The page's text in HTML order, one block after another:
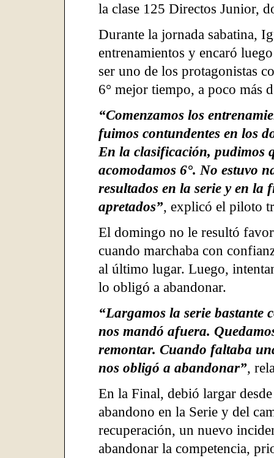
la clase 125 Directos Junior,
Durante la jornada sabatina,
entrenamientos y encaró
ser uno de los protagonistas
6° mejor tiempo, a poco más
“Comenzamos los
fuimos contundentes en los
En la clasificación, pudimos
acomodamos 6°. No estuvo
resultados en la serie y en la
apretados”, explicó el piloto
El domingo no le resultó
cuando marchaba con
al último lugar. Luego,
lo obligó a abandonar.
“Largamos la serie bastante
nos mandó afuera.
remontar. Cuando faltaba
nos obligó a abandonar”,
En la Final, debió largar
abandono en la Serie y del
recuperación, un nuevo
abandonar la competencia,